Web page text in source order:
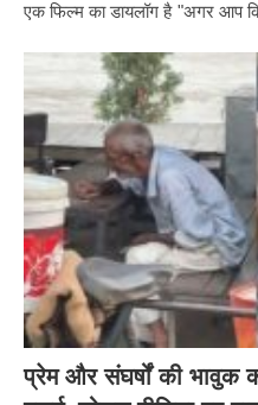
एक फिल्म का डायलॉग है "अगर आप
प्रेम और संघर्षों की भावुक